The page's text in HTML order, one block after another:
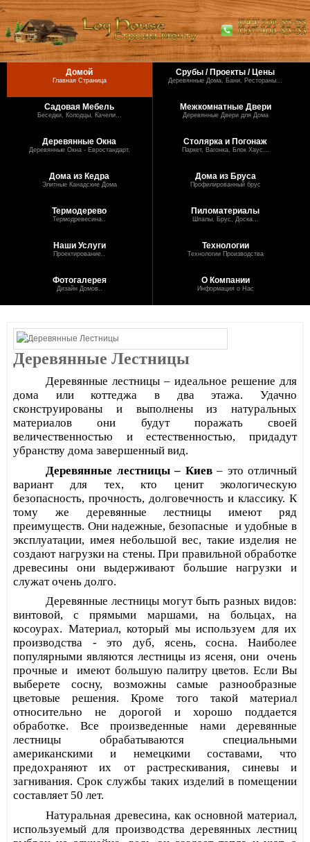
Домой
Главная Страница
Срубы / Проекты / Цены
Деревянные Дома, Бани, Рестораны...
Садовая Мебель
Беседки, Колодцы, Качели...
Межкомнатные Двери
Деревянные Двери для Дома
Деревянные Окна
Деревянные Окна - Евростандарт.
Столярка и Погонаж
Паркет, Вагонка, Блок Хаус...
Дома из Кедра
Элитные Канадские Дома
Дома из Бруса
Профилированный брус
Термодерево
Термодревесина..
Пиломатериалы
Шпалы, Брус, Доска...
Наши Услуги
Проектирование..
Технологии
Технологии Производства
Фотогалерея
Дизайн Домов..
О Компании
Информация о Нас
Деревянные Лестницы
Деревянные лестницы – идеальное решение для
дома или коттеджа в два этажа. Удачно
сконструированы и выполнены из натуральных
материалов они будут поражать своей
величественностью и естественностью, придадут
убранству дома завершенный вид.
Деревянные лестницы – Киев– это отличный
вариант для тех, кто ценит экологическую
безопасность, прочность, долговечность и классику. К
тому же деревянные лестницы имеют ряд
преимуществ. Они надежные, безопасные и удобные в
эксплуатации, имея небольшой вес, такие изделия не
создают нагрузки на стены. При правильной обработке
древесины они выдерживают большие нагрузки и
служат очень долго.
Деревянные лестницы могут быть разных видов:
винтовой, с прямыми маршами, на больцах, на
косоурах. Материал, который мы используем для их
производства - это дуб, ясень, сосна. Наиболее
популярными являются лестницы из ясеня, они
очень
прочные и
имеют большую палитру цветов. Если Вы
выберете сосну, возможны самые разнообразные
цветовые решения. Кроме того такой материал
относительно не дорогой и хорошо поддается
обработке. Все произведенные нами деревянные
лестницы обрабатываются специальными
американскими и немецкими составами, что
предохраняют их от растрескивания, синевы и
загнивания. Срок службы таких изделий в помещении
составляет 50 лет.
Натуральная древесина, как основной материал,
используемый для производства деревянных лестниц